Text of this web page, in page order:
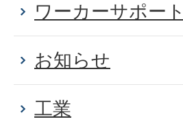
ワーカーサポー
お知らせ
工業